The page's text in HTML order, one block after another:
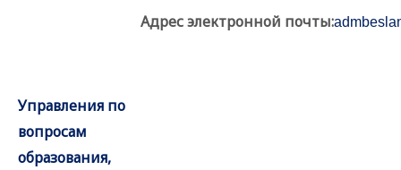
Адрес электронной почты:
Управления по
вопросам
образования,